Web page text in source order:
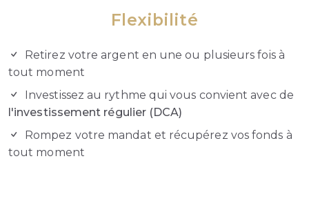
Flexibilité
Retirez votre argent en une ou plusieurs fois à
tout moment
Investissez au rythme qui vous convient avec de
l'investissement régulier (DCA)
Rompez votre mandat et récupérez vos fonds à
tout moment